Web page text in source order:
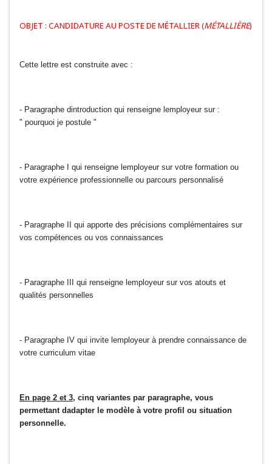
OBJET : CANDIDATURE AU POSTE DE MÉTALLIER (MÉTALLIÈRE)
Cette lettre est construite avec :
- Paragraphe dintroduction qui renseigne lemployeur sur :
" pourquoi je postule "
- Paragraphe I qui renseigne lemployeur sur votre formation ou
votre expérience professionnelle ou parcours personnalisé
- Paragraphe II qui apporte des précisions complémentaires sur
vos compétences ou vos connaissances
- Paragraphe III qui renseigne lemployeur sur vos atouts et
qualités personnelles
- Paragraphe IV qui invite lemployeur à prendre connaissance de
votre curriculum vitae
En page 2 et 3, cinq variantes par paragraphe, vous
permettant dadapter le modèle à votre profil ou situation
personnelle.